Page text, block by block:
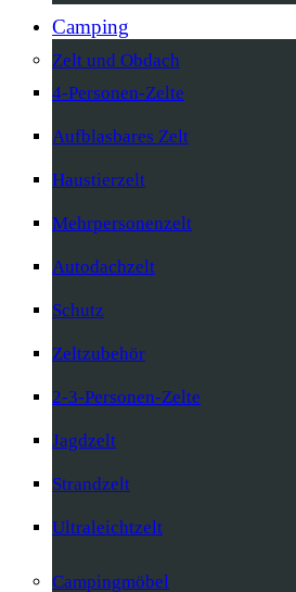
Camping
Zelt und Obdach
4-Personen-Zelte
Aufblasbares Zelt
Haustierzelt
Mehrpersonenzelt
Autodachzelt
Schutz
Zeltzubehör
2-3-Personen-Zelte
Jagdzelt
Strandzelt
Ultraleichtzelt
Campingmöbel